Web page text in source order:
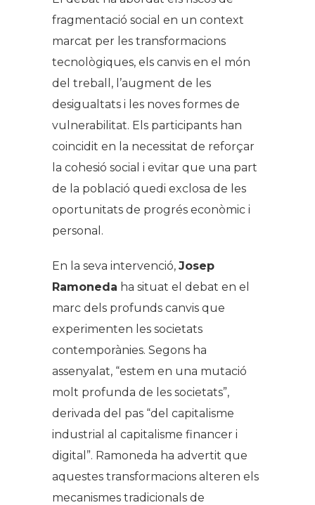
fragmentació social en un context
marcat per les transformacions
tecnològiques, els canvis en el món
del treball, l’augment de les
desigualtats i les noves formes de
vulnerabilitat. Els participants han
coincidit en la necessitat de reforçar
la cohesió social i evitar que una part
de la població quedi exclosa de les
oportunitats de progrés econòmic i
personal.
En la seva intervenció, Josep
Ramoneda ha situat el debat en el
marc dels profunds canvis que
experimenten les societats
contemporànies. Segons ha
assenyalat, “estem en una mutació
molt profunda de les societats”,
derivada del pas “del capitalisme
industrial al capitalisme financer i
digital”. Ramoneda ha advertit que
aquestes transformacions alteren els
mecanismes tradicionals de